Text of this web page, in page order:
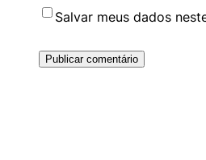
Salvar meus dados